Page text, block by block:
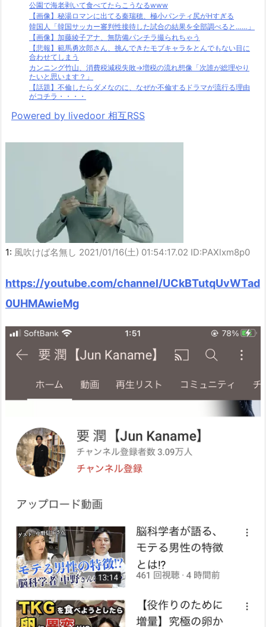
公園で海老剥いて食べてたらこうなるwww
【画像】秘湯ロマンに出てる秦瑞穂、極小パンティ尻がHすぎる
韓国人「韓国サッカー審判性接待した試合の結果を全部調べると……」
【画像】加藤綾子アナ、無防備パンチラ撮られちゃう
【悲報】範馬勇次郎さん、挑んできたモブキャラをとんでもない目に
合わせてしまう
カンニング竹山、消費税減税失敗→増税の流れ想像「次誰が総理やり
たいと思います？」
【話題】不倫したらダメなのに、なぜか不倫するドラマが流行る理由
がコチラ・・・・
Powered by livedoor 相互RSS
1: 風吹けば名無し 2021/01/16(土) 01:54:17.02 ID:PAXlxm8p0
https://youtube.com/channel/UCkBTutqUvWTad
0UHMAwieMg